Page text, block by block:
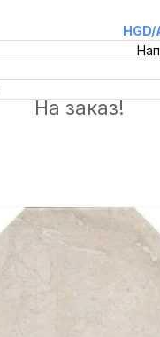
На заказ!